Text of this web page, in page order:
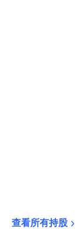
查看所有持股